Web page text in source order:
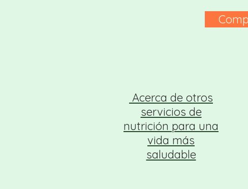
Acerca de otros
servicios de
nutrición para una
vida más
saludable